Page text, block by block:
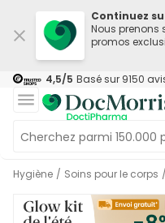
Continuez
Nous prenons
promos
4,5/5 Basé sur 9150
Hygiène / Soins pour le corps /